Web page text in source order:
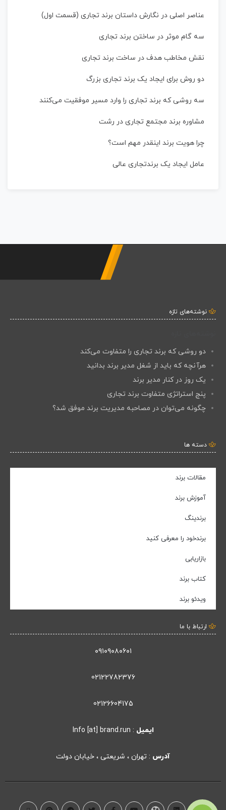
عناصر اصلی در نگارش داستان برند تجاری (قسمت اول)
سه گام موثر در ساختن برند تجاری
نقش مخاطب هدف در ساخت برند تجاری
دو روش برای ایجاد یک برند تجاری بزرگ
سه روشی که برند تجاری را وارد مسیر موفقیت می‌کنند
مشاوره برند مجتمع تجاری در رشت
چرا هویت برند اینقدر مهم است؟
عامل ایجاد یک برندتجاری عالی
نوشته‌های تازه
دو روشی که برند تجاری را متفاوت می‌کند
هرآنچه که باید از شغل مدیر برند بدانید
یک روز در کنار مدیر برند
پنج استراتژی متفاوت برند تجاری
چگونه می‌توان در مصاحبه مدیریت برند موفق شد؟
دسته ها
مقالات برند
آموزش برند
برندینگ
برندخود را معرفی کنید
بازاریابی
کتاب برند
ویدئو برند
ارتباط با ما
۰۹۱۰۹۰۸۰۶۰۱
02122782376
02126604175
ایمیل : Info [at] brand.run
آدرس : تهران ، شریعتی ، خیابان دولت